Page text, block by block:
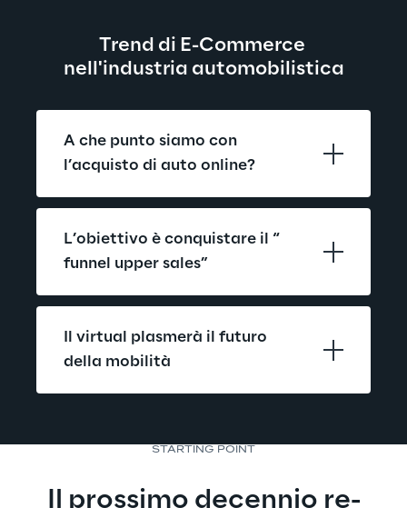
Trend di E-Commerce
nell'industria automobilistica
A che punto siamo con
l’acquisto di auto online?
L’obiettivo è conquistare il “
funnel upper sales”
Il virtual plasmerà il futuro
della mobilità
STARTING POINT
Il prossimo decennio re-